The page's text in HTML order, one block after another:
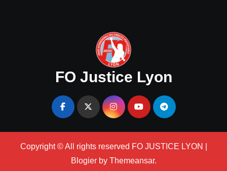
FO Justice Lyon
Copyright © All rights reserved FO JUSTICE LYON
Blogierby Themeansar.